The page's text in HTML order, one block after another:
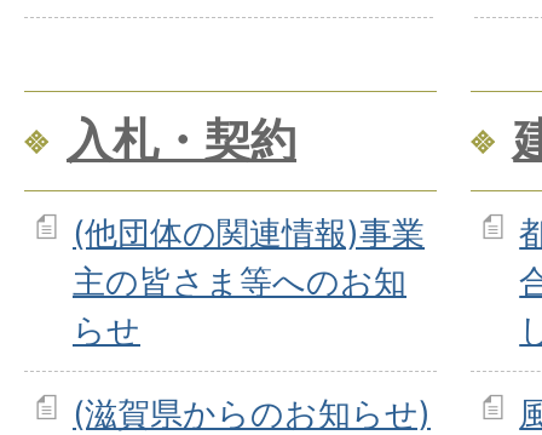
入札・契約
(他団体の関連情報)事業
主の皆さま等へのお知
らせ
(滋賀県からのお知らせ)